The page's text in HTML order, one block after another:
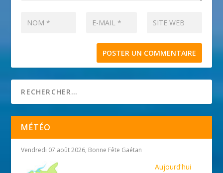
MÉTÉO
Vendredi 07 août 2026, Bonne Fête Gaétan
Aujourd'hui